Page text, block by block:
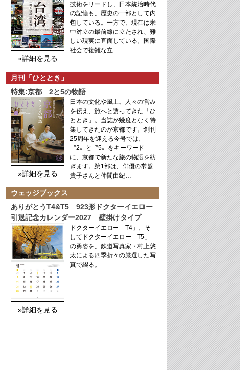
»詳細を見る
技術をリードし、日本統治時代
の記憶も、歴史の一部として内
包している。一方で、現在は米
中対立の最前線に立たされ、難
しい現実に直面している。国際
社会で複雑な立…
月刊「ひととき」
特集:京都 2と5の物語
»詳細を見る
日本の文化や風土、人々の営み
を伝え、旅へと誘ってきた「ひ
ととき」。当誌が幾度となく特
集してきたのが京都です。創刊
25周年を迎える今号では、
〝2〟と〝5〟をキーワード
に、京都で新たな旅の物語を紡
ぎます。第1部は、俳優の常盤
貴子さんと仲間由紀…
ウェッジブックス
ありがとうT4&T5 923形ドクターイエロー
引退記念カレンダー2027 壁掛けタイプ
»詳細を見る
ドクターイエロー「T4」、そ
してドクターイエロー「T5」
の勇姿を、鉄道写真家・村上悠
太による四季折々の厳選した写
真で綴る。